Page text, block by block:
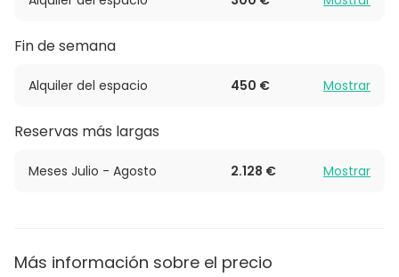
En el interior, la casa combina confort y
habitaciones con vistas al campo, 3 baños
americana. Para momentos de relax o empresa,
finlandesa, equipada con calefacción y Wi-Fi. Es un
Fin de semana
Alquiler del espacio 450 € Mostrar
Reservas más largas
Meses Julio - Agosto 2.128 € Mostrar
Más información sobre el precio